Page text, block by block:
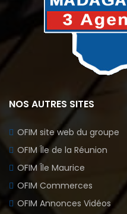
NOS AUTRES SITES
OFIM site web du groupe
OFIM Île de la Réunion
OFIM Île Maurice
OFIM Commerces
OFIM Annonces Vidéos